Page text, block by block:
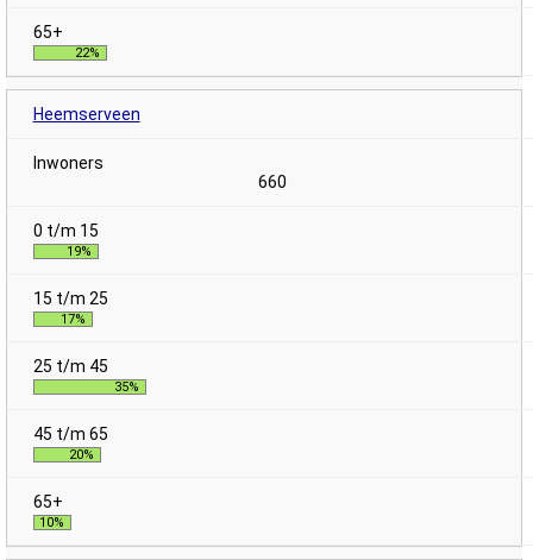
22%
Heemserveen
660
19%
17%
35%
20%
10%